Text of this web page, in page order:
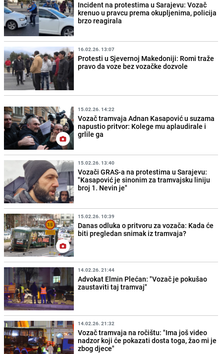
Incident na protestima u Sarajevu: Vozač
krenuo u pravcu prema okupljenima, policija
brzo reagirala
16.02.26. 13:07
Protesti u Sjevernoj Makedoniji: Romi traže
pravo da voze bez vozačke dozvole
15.02.26. 14:22
Vozač tramvaja Adnan Kasapović u suzama
napustio pritvor: Kolege mu aplaudirale i
grlile ga
15.02.26. 13:40
Vozači GRAS-a na protestima u Sarajevu:
"Kasapović je sinonim za tramvajsku liniju
broj 1. Nevin je"
15.02.26. 10:39
Danas odluka o pritvoru za vozača: Kada će
biti pregledan snimak iz tramvaja?
14.02.26. 21:44
Advokat Elmin Plećan: "Vozač je pokušao
zaustaviti taj tramvaj"
14.02.26. 21:32
Vozač tramvaja na ročištu: "Ima još video
nadzor koji će pokazati dosta toga, žao mi je
zbog djece"